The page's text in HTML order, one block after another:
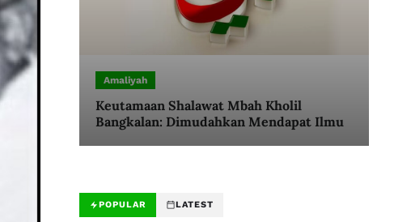
Amaliyah
Keutamaan Shalawat Mbah Kholil
Bangkalan: Dimudahkan Mendapat Ilmu
POPULAR LATEST